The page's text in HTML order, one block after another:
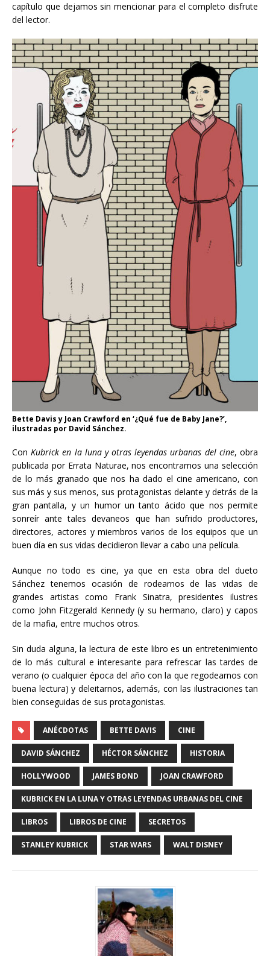
capítulo que dejamos sin mencionar para el completo disfrute
del lector.
Bette Davis y Joan Crawford en ‘¿Qué fue de Baby Jane?’,
ilustradas por David Sánchez.
ConKubrick en la luna y otras leyendas urbanas del cine, obra
publicada por Errata Naturae, nos encontramos una selección
de lo más granado que nos ha dado el cine americano, con
sus más y sus menos, sus protagonistas delante y detrás de la
gran pantalla, y un humor un tanto ácido que nos permite
sonreír ante tales devaneos que han sufrido productores,
directores, actores y miembros varios de los equipos que un
buen día en sus vidas decidieron llevar a cabo una película.
Aunque no todo es cine, ya que en esta obra del dueto
Sánchez tenemos ocasión de rodearnos de las vidas de
grandes artistas como Frank Sinatra, presidentes ilustres
como John Fitzgerald Kennedy (y su hermano, claro) y capos
de la mafia, entre muchos otros.
Sin duda alguna, la lectura de este libro es un entretenimiento
de lo más cultural e interesante para refrescar las tardes de
verano (o cualquier época del año con la que regodearnos con
buena lectura) y deleitarnos, además, con las ilustraciones tan
bien conseguidas de sus protagonistas.
ANÉCDOTAS BETTE DAVIS CINE
DAVID SÁNCHEZ HÉCTOR SÁNCHEZ HISTORIA
HOLLYWOOD JAMES BOND JOAN CRAWFORD
KUBRICK EN LA LUNA Y OTRAS LEYENDAS URBANAS DEL CINE
LIBROS LIBROS DE CINE SECRETOS
STANLEY KUBRICK STAR WARS WALT DISNEY